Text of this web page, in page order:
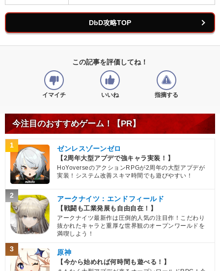
DbD攻略TOP
この記事を評価してね！
イマイチ いいね 指摘する
今注目のおすすめゲーム！【PR】
1 ゼンレスゾーンゼロ
【2周年大型アプデで強キャラ実装！】
HoYoverseのアクションRPGが2周年の大型アプデが
実装！システム改善スキマ時間でも遊びやすい！
2 アークナイツ：エンドフィールド
【戦闘も工業発展も自由自在！】
アークナイツ最新作は圧倒的人気の注目作！こだわり
抜かれたキャラと重厚な世界観のオープンワールドを
満喫しよう！
3 原神
【今から始めれば何時間も遊べる！】